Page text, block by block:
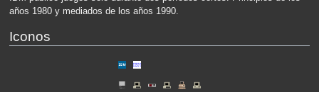
años 1980 y mediados de los años 1990.
Iconos